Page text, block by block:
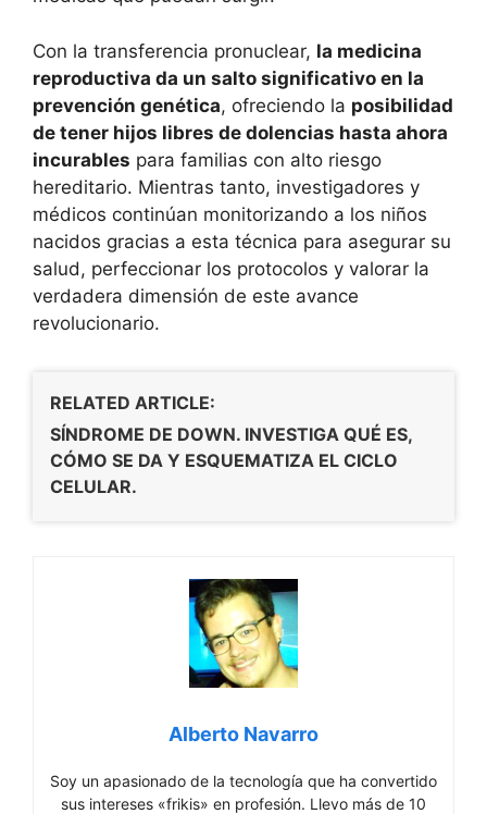
Con la transferencia pronuclear, la medicina
reproductiva da un salto significativo en la
prevención genética, ofreciendo la posibilidad
de tener hijos libres de dolencias hasta ahora
incurables para familias con alto riesgo
hereditario. Mientras tanto, investigadores y
médicos continúan monitorizando a los niños
nacidos gracias a esta técnica para asegurar su
salud, perfeccionar los protocolos y valorar la
verdadera dimensión de este avance
revolucionario.
RELATED ARTICLE:
SÍNDROME DE DOWN. INVESTIGA QUÉ ES,
CÓMO SE DA Y ESQUEMATIZA EL CICLO
CELULAR.
Alberto Navarro
Soy un apasionado de la tecnología que ha convertido
sus intereses «frikis» en profesión. Llevo más de 10